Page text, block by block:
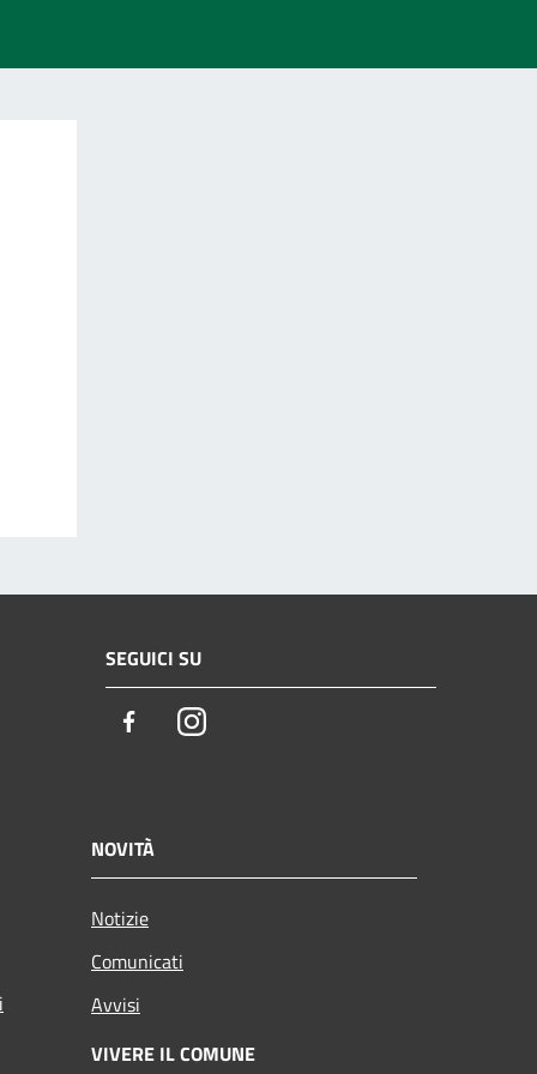
SEGUICI SU
FacebookInstagram
NOVITÀ
Notizie
Comunicati
Avvisi
VIVERE IL COMUNE